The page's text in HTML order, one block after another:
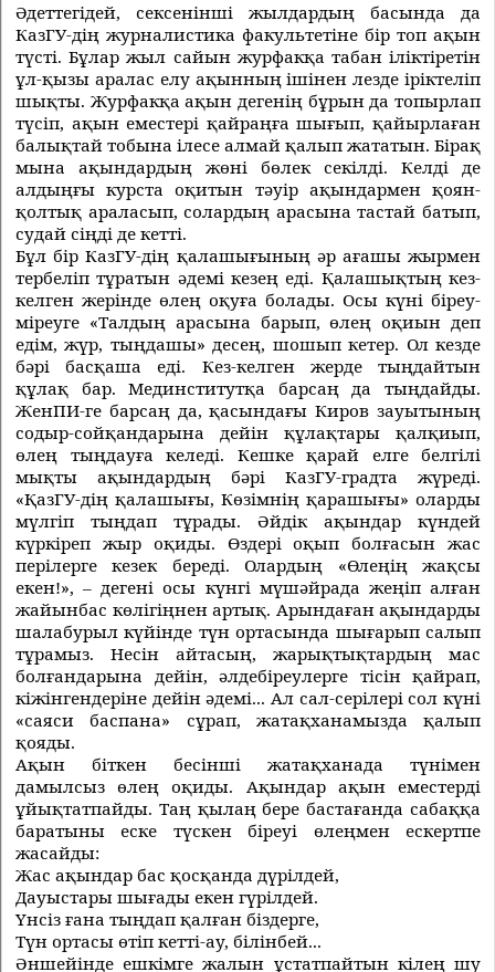
Әдеттегідей, сексенiншi жылдардың басында да
КазГУ-дiң журналистика факультетiне бiр топ ақын
түстi. Бұлар жыл сайын журфакқа табан iлiктiретiн
ұл-қызы аралас елу ақынның iшiнен лезде iрiктелiп
шықты. Журфакқа ақын дегенiң бұрын да топырлап
түсiп, ақын еместерi қайраңға шығып, қайырлаған
балықтай тобына iлесе алмай қалып жататын. Бiрақ
мына ақындардың жөнi бөлек секiлдi. Келдi де
алдыңғы курста оқитын тәуiр ақындармен қоян-
қолтық араласып, солардың арасына тастай батып,
судай сiңдi де кеттi.
Бұл бiр КазГУ-дiң қалашығының әр ағашы жырмен
тербелiп тұратын әдемi кезең едi. Қалашықтың кез-
келген жерiнде өлең оқуға болады. Осы күнi бiреу-
мiреуге «Талдың арасына барып, өлең оқиын деп
едiм, жүр, тыңдашы» десең, шошып кетер. Ол кезде
бәрi басқаша едi. Кез-келген жерде тыңдайтын
құлақ бар. Мединститутқа барсаң да тыңдайды.
ЖенПИ-ге барсаң да, қасындағы Киров зауытының
содыр-сойқандарына дейiн құлақтары қалқиып,
өлең тыңдауға келедi. Кешке қарай елге белгiлi
мықты ақындардың бәрi КазГУ-градта жүредi.
«ҚазГУ-дiң қалашығы, Көзiмнiң қарашығы» оларды
мүлгiп тыңдап тұрады. Әйдiк ақындар күндей
күркiреп жыр оқиды. Өздерi оқып болғасын жас
перiлерге кезек бередi. Олардың «Өлеңiң жақсы
екен!», – дегенi осы күнгi мүшәйрада жеңiп алған
жайынбас көлiгiңнен артық. Арындаған ақындарды
шалабурыл күйiнде түн ортасында шығарып салып
тұрамыз. Несiн айтасың, жарықтықтардың мас
болғандарына дейiн, әлдебiреулерге тiсiн қайрап,
кiжiнгендерiне дейiн әдемi... Ал сал-серiлерi сол күнi
«саяси баспана» сұрап, жатақханамызда қалып
қояды.
Ақын бiткен бесiншi жатақханада түнiмен
дамылсыз өлең оқиды. Ақындар ақын еместердi
ұйықтатпайды. Таң қылаң бере бастағанда сабаққа
баратыны еске түскен бiреуi өлеңмен ескертпе
жасайды:
Жас ақындар бас қосқанда дүрiлдей,
Дауыстары шығады екен гүрiлдей.
Үнсiз ғана тыңдап қалған бiздерге,
Түн ортасы өтiп кеттi-ау, бiлiнбей...
Әншейiнде ешкiмге жалын ұстатпайтын кiлең шу